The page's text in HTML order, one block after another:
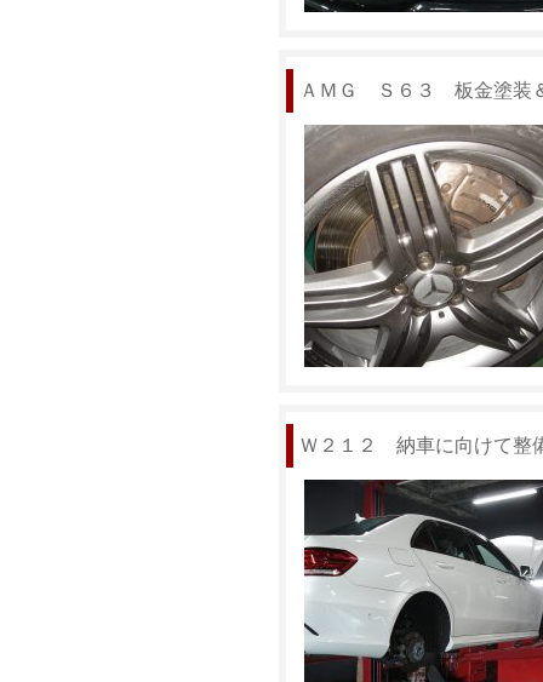
ＡＭＧ Ｓ６３ 板金塗装
Ｗ２１２ 納車に向けて整